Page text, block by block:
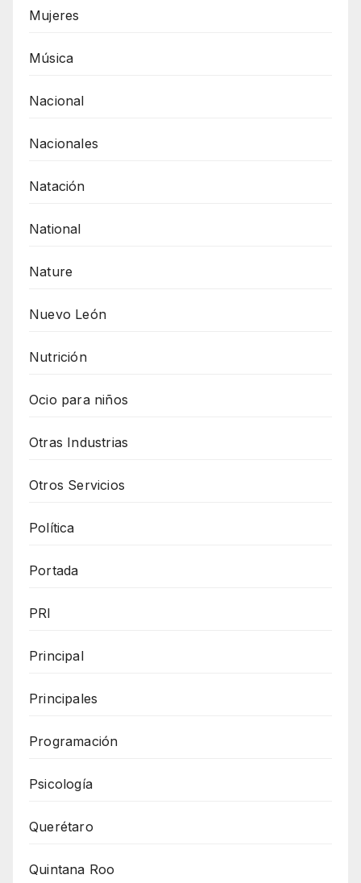
Mujeres
Música
Nacional
Nacionales
Natación
National
Nature
Nuevo León
Nutrición
Ocio para niños
Otras Industrias
Otros Servicios
Política
Portada
PRI
Principal
Principales
Programación
Psicología
Querétaro
Quintana Roo